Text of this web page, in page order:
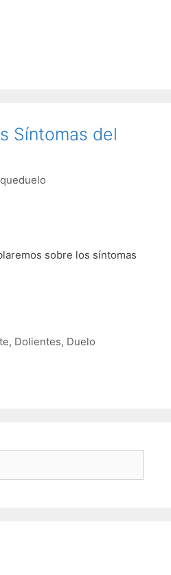
Síntomas del
sobre los síntomas
, Dolientes, Duelo